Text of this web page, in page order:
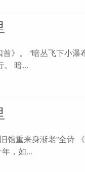
》。 “暗丛飞下小瀑
。 暗...
馆重来身渐老”全诗
，如...